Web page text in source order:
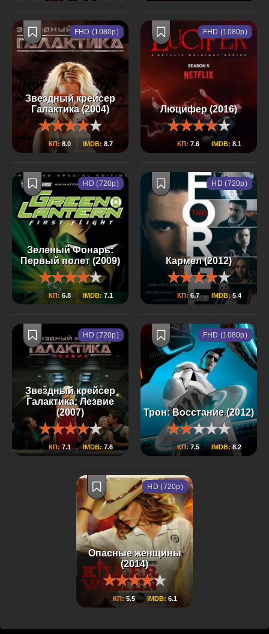
Звездный крейсер
Галактика (2004)
КП: 8.0 IMDB: 8.7
FHD (1080p)
Люцифер (2016)
КП: 7.6 IMDB: 8.1
FHD (1080p)
Зеленый Фонарь:
Первый полет (2009)
КП:6.8 IMDB: 7.1
HD (720p)
Кармел (2012)
КП: 6.7 IMDB:5.4
HD (720p)
Звездный крейсер
Галактика: Лезвие
(2007)
КП: 7.1 IMDB:7.6
HD (720p)
Трон: Восстание (2012)
КП: 7.5 IMDB:8.2
FHD (1080p)
Опасные женщины
(2014)
КП: 5.5 IMDB: 6.1
HD (720p)